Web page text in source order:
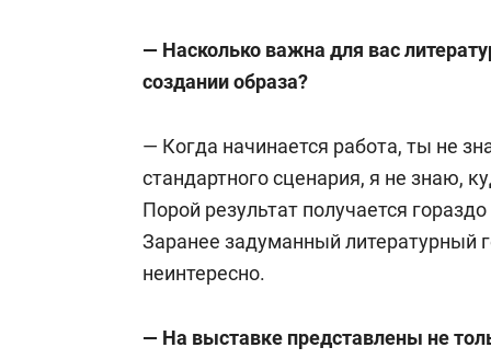
— Насколько важна для вас
создании образа?
— Когда начинается работа, ты не
стандартного сценария, я не знаю,
Порой результат получается
Заранее задуманный литературный
неинтересно.
— На выставке представлены не